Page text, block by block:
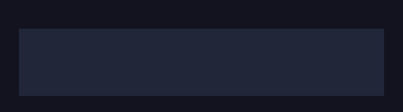
Inhalt